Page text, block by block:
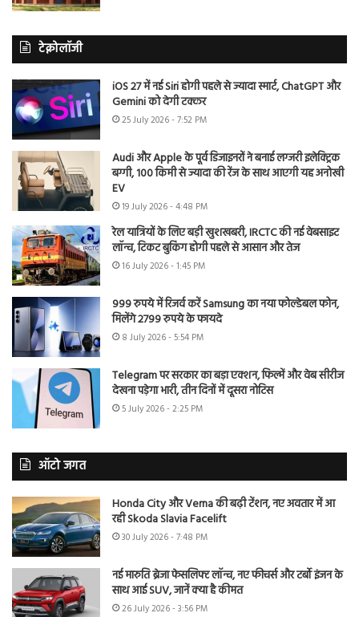
टेक्नोलॉजी
iOS 27 में नई Siri होगी पहले से ज्यादा स्मार्ट, ChatGPT और
Gemini को देगी टक्कर
25 July 2026 - 7:52 PM
Audi और Apple के पूर्व डिजाइनरों ने बनाई लग्जरी इलेक्ट्रिक
बग्गी, 100 किमी से ज्यादा की रेंज के साथ आएगी यह अनोखी
EV
19 July 2026 - 4:48 PM
रेल यात्रियों के लिए बड़ी खुशखबरी, IRCTC की नई वेबसाइट
लॉन्च, टिकट बुकिंग होगी पहले से आसान और तेज
16 July 2026 - 1:45 PM
999 रुपये में रिजर्व करें Samsung का नया फोल्डेबल फोन,
मिलेंगे 2799 रुपये के फायदे
8 July 2026 - 5:54 PM
Telegram पर सरकार का बड़ा एक्शन, फिल्में और वेब सीरीज
देखना पड़ेगा भारी, तीन दिनों में दूसरा नोटिस
5 July 2026 - 2:25 PM
ऑटो जगत
Honda City और Verna की बढ़ी टेंशन, नए अवतार में आ
रही Skoda Slavia Facelift
30 July 2026 - 7:48 PM
नई मारुति ब्रेजा फेसलिफ्ट लॉन्च, नए फीचर्स और टर्बो इंजन के
साथ आई SUV, जानें क्या है कीमत
26 July 2026 - 3:56 PM